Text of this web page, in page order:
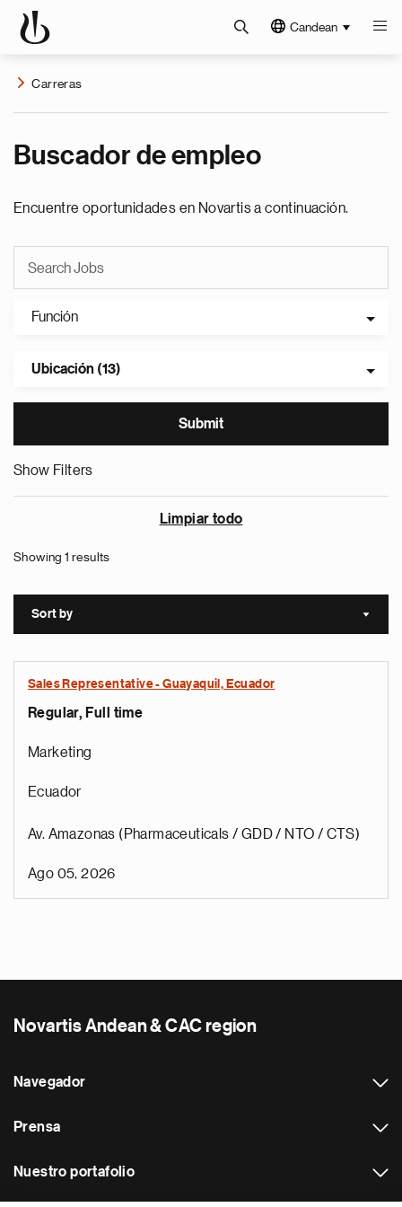
Candean
Carreras
Buscador de empleo
Encuentre oportunidades en Novartis a continuación.
Función
Ubicación (13)
Show Filters
Limpiar todo
Showing 1 results
Sort by Sort
Sales Representative - Guayaquil, Ecuador
Regular, Full time
Marketing
Ecuador
Av. Amazonas (Pharmaceuticals / GDD / NTO / CTS)
Ago 05, 2026
Novartis Andean & CAC region
Navegador
Prensa
Nuestro portafolio